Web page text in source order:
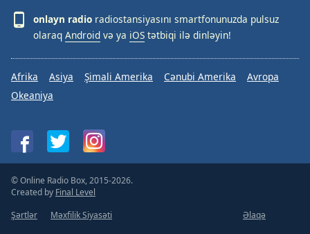
onlayn radio radiostansiyasını smartfonunuzda pulsuz
olaraq Android və ya iOS tətbiqi ilə dinləyin!
Afrika Asiya Şimali Amerika Cənubi Amerika
Avropa
Okeaniya
© Online Radio Box, 2015-2026.
Created by Final Level
Şərtlər
Məxfilik Siyasəti
Əlaqə